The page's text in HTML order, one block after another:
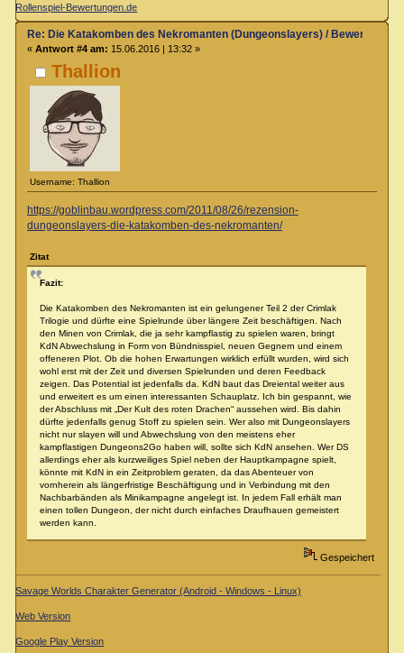
Rollenspiel-Bewertungen.de
Thallion
Username: Thallion
Re: Die Katakomben des Nekromanten (Dungeonslayers) / Bewertung &
« Antwort #4 am: 15.06.2016 | 13:32 »
https://goblinbau.wordpress.com/2011/08/26/rezension-
dungeonslayers-die-katakomben-des-nekromanten/
Zitat
Fazit:
Die Katakomben des Nekromanten ist ein gelungener Teil 2 der Crimlak
Trilogie und dürfte eine Spielrunde über längere Zeit beschäftigen. Nach
den Minen von Crimlak, die ja sehr kampflastig zu spielen waren, bringt
KdN Abwechslung in Form von Bündnisspiel, neuen Gegnern und einem
offeneren Plot. Ob die hohen Erwartungen wirklich erfüllt wurden, wird sich
wohl erst mit der Zeit und diversen Spielrunden und deren Feedback
zeigen. Das Potential ist jedenfalls da. KdN baut das Dreiental weiter aus
und erweitert es um einen interessanten Schauplatz. Ich bin gespannt, wie
der Abschluss mit „Der Kult des roten Drachen“ aussehen wird. Bis dahin
dürfte jedenfalls genug Stoff zu spielen sein. Wer also mit Dungeonslayers
nicht nur slayen will und Abwechslung von den meistens eher
kampflastigen Dungeons2Go haben will, sollte sich KdN ansehen. Wer DS
allerdings eher als kurzweiliges Spiel neben der Hauptkampagne spielt,
könnte mit KdN in ein Zeitproblem geraten, da das Abenteuer von
vornherein als längerfristige Beschäftigung und in Verbindung mit den
Nachbarbänden als Minikampagne angelegt ist. In jedem Fall erhält man
einen tollen Dungeon, der nicht durch einfaches Draufhauen gemeistert
werden kann.
Gespeichert
Savage Worlds Charakter Generator (Android - Windows - Linux)
Web Version
Google Play Version